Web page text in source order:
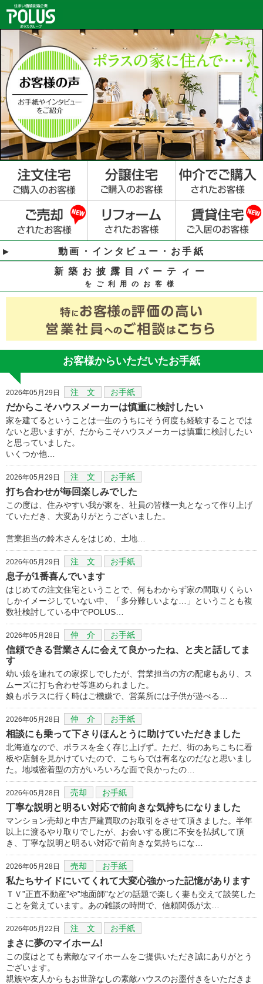
動画・インタビュー・お手紙
新築お披露目パーティー
をご利用のお客様
お客様からいただいたお手紙
2026年05月29日 注 文 お手紙
だからこそハウスメーカーは慎重に検討したい
家を建てるということは一生のうちにそう何度も経験することでは
ないと思いますが、だからこそハウスメーカーは慎重に検討したい
と思っていました。
いくつか他…
2026年05月29日 注 文 お手紙
打ち合わせが毎回楽しみでした
この度は、住みやすい我が家を、社員の皆様一丸となって作り上げ
ていただき、大変ありがとうございました。
営業担当の鈴木さんをはじめ、土地…
2026年05月29日 注 文 お手紙
息子が1番喜んでいます
はじめての注文住宅ということで、何もわからず家の間取りくらい
しかイメージしていない中、「多分難しいよな…」ということも複
数社検討している中でPOLUS…
2026年05月28日 仲 介 お手紙
信頼できる営業さんに会えて良かったね、と夫と話してま
す
幼い娘を連れての家探しでしたが、営業担当の方の配慮もあり、ス
ムーズに打ち合わせ等進められました。
娘もポラスに行く時はご機嫌で、営業所には子供が遊べる…
2026年05月28日 仲 介 お手紙
相談にも乗って下さりほんとうに助けていただきました
北海道なので、ポラスを全く存じ上げず。ただ、街のあちこちに看
板や店舗を見かけていたので、こちらでは有名なのだなと思いまし
た。地域密着型の方がいろいろな面で良かったの…
2026年05月28日 売却 お手紙
丁寧な説明と明るい対応で前向きな気持ちになりました
マンション売却と中古戸建買取のお取引をさせて頂きました。半年
以上に渡るやり取りでしたが、お会いする度に不安を払拭して頂
き、丁寧な説明と明るい対応で前向きな気持ちにな…
2026年05月28日 売却 お手紙
私たちサイドにいてくれて大変心強かった記憶があります
ＴＶ”正直不動産”や”地面師”などの話題で楽しく妻も交えて談笑した
ことを覚えています。あの雑談の時間で、信頼関係が太…
2026年05月22日 注 文 お手紙
まさに夢のマイホーム!
この度はとても素敵なマイホームをご提供いただき誠にありがとう
ございます。
親族や友人からもお世辞なしの素敵ハウスのお墨付きをいただきま